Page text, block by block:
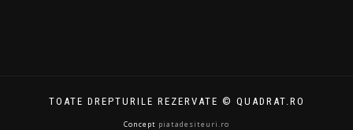
TOATE DREPTURILE REZERVATE © QUADRAT.RO
Concept piatadesiteuri.ro